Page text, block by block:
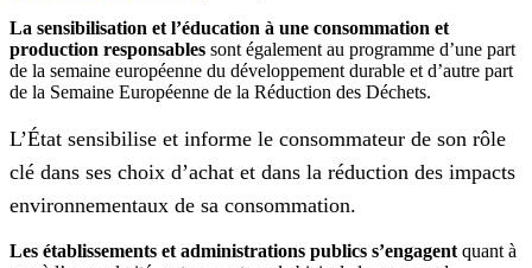
La sensibilisation et l’éducation à une consommation et
production responsables sont également au programme d’une part
de la semaine européenne du développement durable et d’autre part
de la Semaine Européenne de la Réduction des Déchets.
L’État sensibilise et informe le consommateur de son rôle
clé dans ses choix d’achat et dans la réduction des impacts
environnementaux de sa consommation.
Les établissements et administrations publics s’engagent quant à